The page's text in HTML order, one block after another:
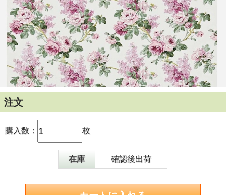
注文
購入数： 枚
在庫 確認後出荷